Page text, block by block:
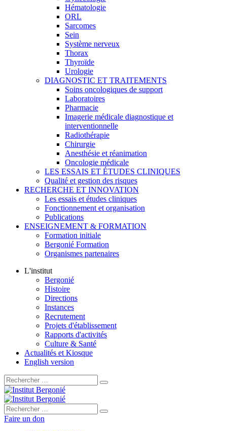
Hématologie
ORL
Sarcomes
Sein
Système nerveux
Thorax
Thyroïde
Urologie
DIAGNOSTIC ET TRAITEMENTS
Soins oncologiques de support
Laboratoires
Pharmacie
Imagerie médicale diagnostique et
interventionnelle
Radiothérapie
Chirurgie
Anesthésie et réanimation
Oncologie médicale
LES ESSAIS ET ÉTUDES CLINIQUES
Qualité et gestion des risques
RECHERCHE ET INNOVATION
Les essais et études cliniques
Fonctionnement et organisation
Publications
ENSEIGNEMENT & FORMATION
Formation initiale
Bergonié Formation
Organismes partenaires
L'institut
Bergonié
Histoire
Directions
Instances
Recrutement
Projets d'établissement
Rapports d'activités
Culture & Santé
Actualités et Kiosque
English version
Rechercher :
Rechercher :
Faire un don